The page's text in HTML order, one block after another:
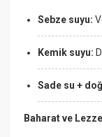
Sebze suyu:
Kemik suyu:
Sade su +
Baharat ve